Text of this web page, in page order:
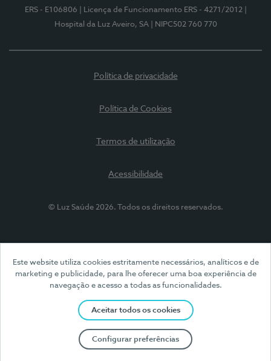
Este website utiliza cookies estritamente necessários, analíticos e de
marketing e publicidade, para lhe oferecer uma boa experiência de
navegação e acesso a todas as funcionalidades.
Aceitar todos os cookies
Configurar preferências
ERS - E106806
| Licença de Funcionamento ERS - 4271/2012
Hospital da Luz Aveiro, SA
| NIPC502 760 770
Política de privacidade
Política de Cookies
Termos de utilização
Acessibilidade
© Luz Saúde 2026. Todos os direitos reservados.